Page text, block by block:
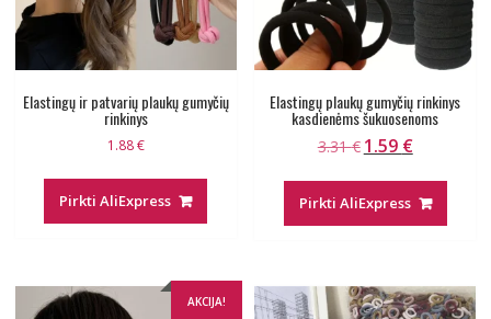
Elastingų ir patvarių plaukų gumyčių
rinkinys
1.88€
Pirkti AliExpress
Elastingų plaukų gumyčių rinkinys
kasdienėms šukuosenoms
3.31€ Original
3.31 €.
1.59 €Current
1.59 €.
Pirkti AliExpress
AKCIJA!